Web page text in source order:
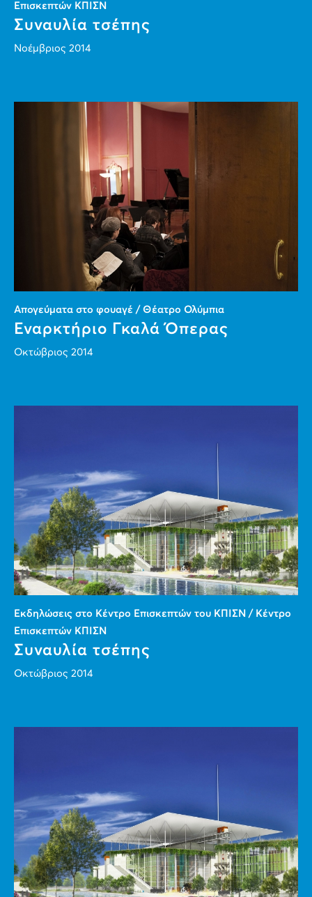
Επισκεπτών ΚΠΙΣΝ
Συναυλία τσέπης
Νοέμβριος 2014
Απογεύματα στο φουαγέ / Θέατρο Ολύμπια
Εναρκτήριο Γκαλά Όπερας
Οκτώβριος 2014
Εκδηλώσεις στο Κέντρο Επισκεπτών του ΚΠΙΣΝ / Κέντρο
Επισκεπτών ΚΠΙΣΝ
Συναυλία τσέπης
Οκτώβριος 2014